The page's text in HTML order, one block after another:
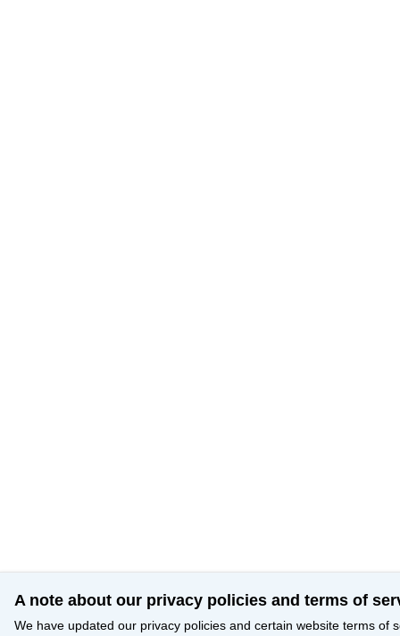
A note about our privacy policies and terms of
We have updated our privacy policies and certain website terms of